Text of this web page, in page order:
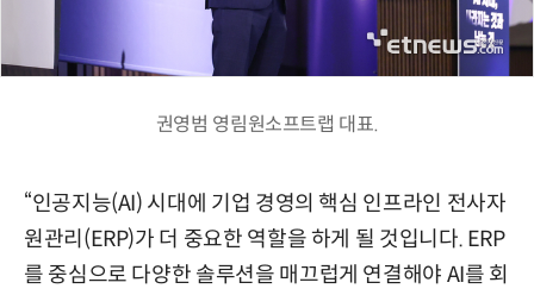
권영범 영림원소프트랩 대표.
“인공지능(AI) 시대에 기업 경영의 핵심 인프라인 전사자
원관리(ERP)가 더 중요한 역할을 하게 될 것입니다. ERP
를 중심으로 다양한 솔루션을 매끄럽게 연결해야 AI를 회